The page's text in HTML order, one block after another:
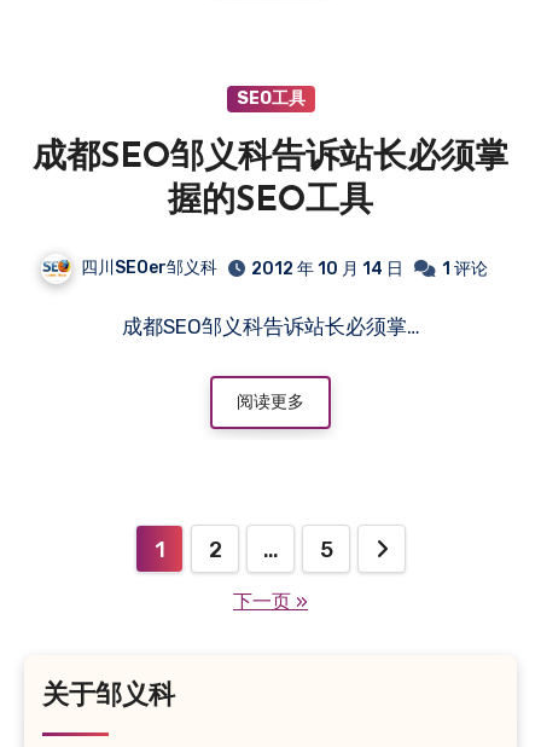
SEO工具
成都SEO邹义科告诉站长必须掌
握的SEO工具
四川SEOer邹义科 2012 年 10 月 14 日 1 评论
成都SEO邹义科告诉站长必须掌…
阅读更多
页
1 2 … 5
下一页 »
关于邹义科